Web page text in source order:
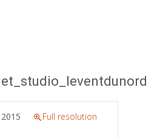
Full resolution